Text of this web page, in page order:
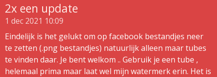
2x een update
1 dec 2021 10:09
Eindelijk is het gelukt om op facebook bestandjes neer
te zetten (.png bestandjes) natuurlijk alleen maar tubes
te vinden daar. Je bent welkom .. Gebruik je een tube ,
helemaal prima maar laat wel mijn watermerk erin. Het is